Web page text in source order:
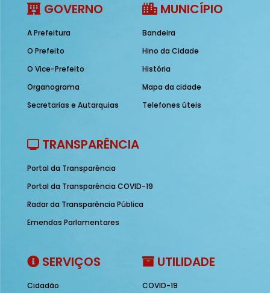
GOVERNO
A Prefeitura
O Prefeito
O Vice-Prefeito
Organograma
Secretarias e Autarquias
MUNICÍPIO
Bandeira
Hino da Cidade
História
Mapa da cidade
Telefones úteis
TRANSPARÊNCIA
Portal da Transparência
Portal da Transparência COVID-19
Radar da Transparência Pública
Emendas Parlamentares
SERVIÇOS
Cidadão
UTILIDADE
COVID-19